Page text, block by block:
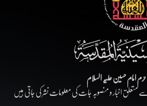
امام حسین علیہ السلام
اخبار و منصوبہ جات کی معلومات نشر کی جاتی ہیں